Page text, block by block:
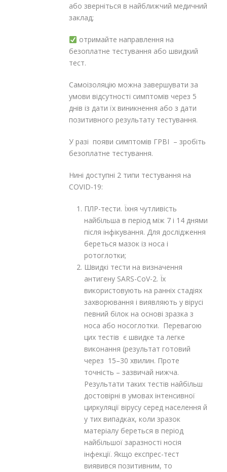
або зверніться в найближчий медичний
заклад;
отримайте направлення на
безоплатне тестування або швидкий
тест.
Самоізоляцію можна завершувати за
умови відсутності симптомів через 5
днів із дати їх виникнення або з дати
позитивного результату тестування.
У разі появи симптомів ГРВІ – зробіть
безоплатне тестування.
Нині доступні 2 типи тестування на
COVID-19:
ПЛР-тести. Їхня чутливість
найбільша в період між 7 і 14 днями
після інфікування. Для дослідження
береться мазок із носа і
ротоглотки;
Швидкі тести на визначення
антигену SARS-CoV-2. Їх
використовують на ранніх стадіях
захворювання і виявляють у вірусі
певний білок на основі зразка з
носа або носоглотки. Перевагою
цих тестів є швидке та легке
виконання (результат готовий
через 15–30 хвилин. Проте
точність – зазвичай нижча.
Результати таких тестів найбільш
достовірні в умовах інтенсивної
циркуляції вірусу серед населення й
у тих випадках, коли зразок
матеріалу береться в період
найбільшої заразності носія
інфекції. Якщо експрес-тест
виявився позитивним, то